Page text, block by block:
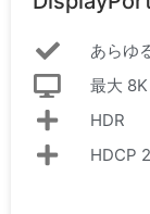
あらゆ
最大
HDR
HDCP